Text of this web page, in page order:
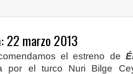
22 marzo 2013
el estreno de
por el turco Nuri Bilge